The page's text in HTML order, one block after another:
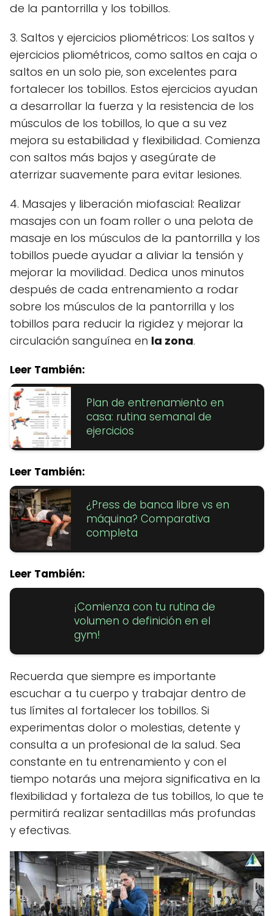
de la pantorrilla y los tobillos.
3. Saltos y ejercicios pliométricos: Los saltos y
ejercicios pliométricos, como saltos en caja o
saltos en un solo pie, son excelentes para
fortalecer los tobillos. Estos ejercicios ayudan
a desarrollar la fuerza y la resistencia de los
músculos de los tobillos, lo que a su vez
mejora su estabilidad y flexibilidad. Comienza
con saltos más bajos y asegúrate de
aterrizar suavemente para evitar lesiones.
4. Masajes y liberación miofascial: Realizar
masajes con un foam roller o una pelota de
masaje en los músculos de la pantorrilla y los
tobillos puede ayudar a aliviar la tensión y
mejorar la movilidad. Dedica unos minutos
después de cada entrenamiento a rodar
sobre los músculos de la pantorrilla y los
tobillos para reducir la rigidez y mejorar la
circulación sanguínea en la zona.
Leer También:
Plan de entrenamiento en
casa: rutina semanal de
ejercicios
Leer También:
¿Press de banca libre vs en
máquina? Comparativa
completa
Leer También:
¡Comienza con tu rutina de
volumen o definición en el
gym!
Recuerda que siempre es importante
escuchar a tu cuerpo y trabajar dentro de
tus límites al fortalecer los tobillos. Si
experimentas dolor o molestias, detente y
consulta a un profesional de la salud. Sea
constante en tu entrenamiento y con el
tiempo notarás una mejora significativa en la
flexibilidad y fortaleza de tus tobillos, lo que te
permitirá realizar sentadillas más profundas
y efectivas.